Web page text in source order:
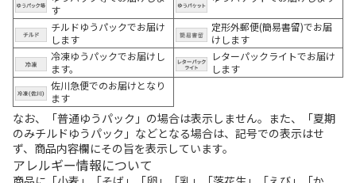
す
チルドゆうパックでお届け
します
定形外郵便(簡易書留)でお届
けします
冷凍ゆうパックでお届けし
ます。
レターパックライトでお届け
します
佐川急便でのお届けとなり
ます
なお、「普通ゆうパック」の場合は表示しません。また、「夏期
のみチルドゆうパック」などとなる場合は、記号での表示はせ
ず、商品内容欄にその旨を表示しています。
アレルギー情報について